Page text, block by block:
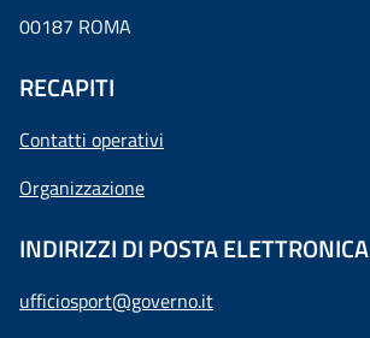
00187 ROMA
RECAPITI
Contatti operativi
Organizzazione
INDIRIZZI DI POSTA ELETTRONICA
ufficiosport@governo.it